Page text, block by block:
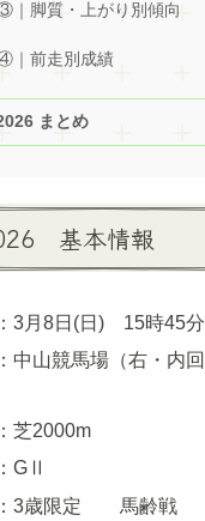
｜脚質・上がり別傾向
｜前走別成績
まとめ
基本情報
月8日(日) 15時45分
山競馬場（右・内
2000m
GⅡ
歳限定 馬齢戦